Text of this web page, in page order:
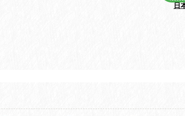
日